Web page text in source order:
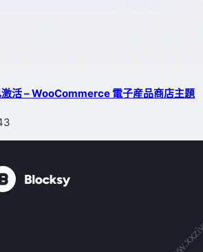
活 – WooCommerce 電子産品商店主題